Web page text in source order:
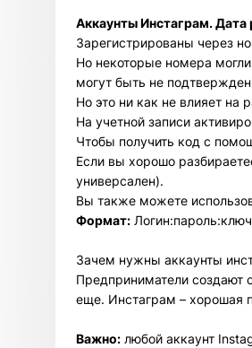
Аккаунты Инстаграм. Дата
Зарегистрированы через
Но некоторые номера
могут быть не
Но это ни как не влияет на
На учетной записи
Чтобы получить код с
Если вы хорошо
универсален).
Вы также можете
Формат:
Зачем нужны аккаунты
Предприниматели создают
еще. Инстаграм – хорошая
Важно: любой аккаунт